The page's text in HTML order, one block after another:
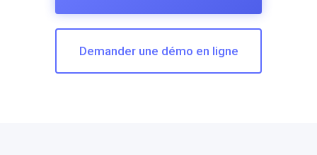
Demander une démo en ligne